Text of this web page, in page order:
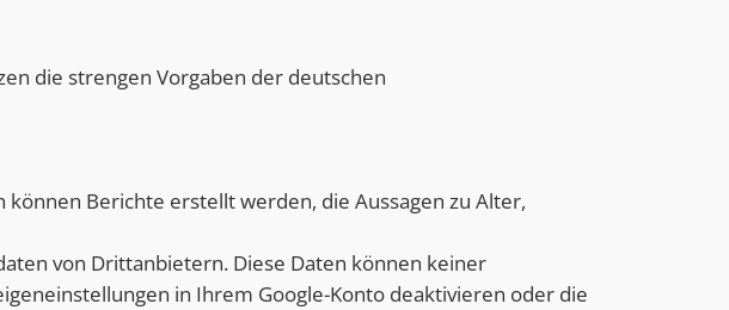
die strengen Vorgaben der deutschen
Berichte erstellt werden, die Aussagen zu Alter,
von Drittanbietern. Diese Daten können keiner
in Ihrem Google-Konto deaktivieren oder die